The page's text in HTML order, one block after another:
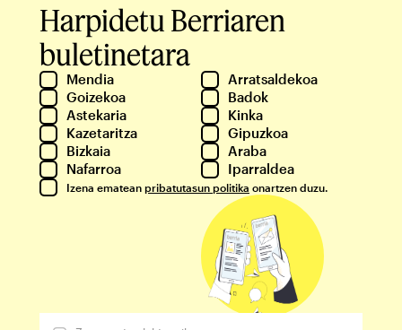
Harpidetu Berriaren
buletinetara
Mendia
Arratsaldekoa
Goizekoa
Badok
Astekaria
Kinka
Kazetaritza
Gipuzkoa
Bizkaia
Araba
Nafarroa
Iparraldea
Izena ematean pribatutasun politika onartzen duzu.